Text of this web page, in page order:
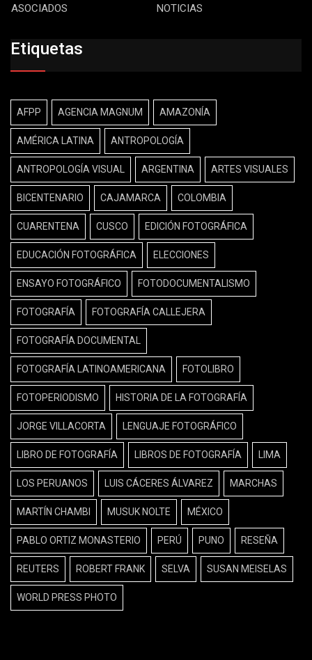
ASOCIADOS NOTICIAS
Etiquetas
AFPP AGENCIA MAGNUM AMAZONÍA
AMÉRICA LATINA ANTROPOLOGÍA
ANTROPOLOGÍA VISUAL ARGENTINA ARTES VISUALES
BICENTENARIO CAJAMARCA COLOMBIA
CUARENTENA CUSCO EDICIÓN FOTOGRÁFICA
EDUCACIÓN FOTOGRÁFICA ELECCIONES
ENSAYO FOTOGRÁFICO FOTODOCUMENTALISMO
FOTOGRAFÍA FOTOGRAFÍA CALLEJERA
FOTOGRAFÍA DOCUMENTAL
FOTOGRAFÍA LATINOAMERICANA FOTOLIBRO
FOTOPERIODISMO HISTORIA DE LA FOTOGRAFÍA
JORGE VILLACORTA LENGUAJE FOTOGRÁFICO
LIBRO DE FOTOGRAFÍA LIBROS DE FOTOGRAFÍA LIMA
LOS PERUANOS LUIS CÁCERES ÁLVAREZ MARCHAS
MARTÍN CHAMBI MUSUK NOLTE MÉXICO
PABLO ORTIZ MONASTERIO PERÚ PUNO RESEÑA
REUTERS ROBERT FRANK SELVA SUSAN MEISELAS
WORLD PRESS PHOTO